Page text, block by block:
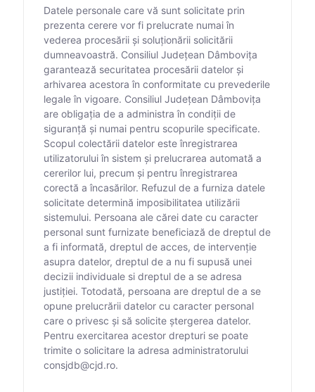
Datele personale care vă sunt solicitate prin
prezenta cerere vor fi prelucrate numai în
vederea procesării și soluționării solicitării
dumneavoastră. Consiliul Județean Dâmbovița
garantează securitatea procesării datelor și
arhivarea acestora în conformitate cu prevederile
legale în vigoare. Consiliul Județean Dâmbovița
are obligația de a administra în condiții de
siguranță și numai pentru scopurile specificate.
Scopul colectării datelor este înregistrarea
utilizatorului în sistem și prelucrarea automată a
cererilor lui, precum și pentru înregistrarea
corectă a încasărilor. Refuzul de a furniza datele
solicitate determină imposibilitatea utilizării
sistemului. Persoana ale cărei date cu caracter
personal sunt furnizate beneficiază de dreptul de
a fi informată, dreptul de acces, de intervenție
asupra datelor, dreptul de a nu fi supusă unei
decizii individuale si dreptul de a se adresa
justiției. Totodată, persoana are dreptul de a se
opune prelucrării datelor cu caracter personal
care o privesc și să solicite ștergerea datelor.
Pentru exercitarea acestor drepturi se poate
trimite o solicitare la adresa administratorului
consjdb@cjd.ro.